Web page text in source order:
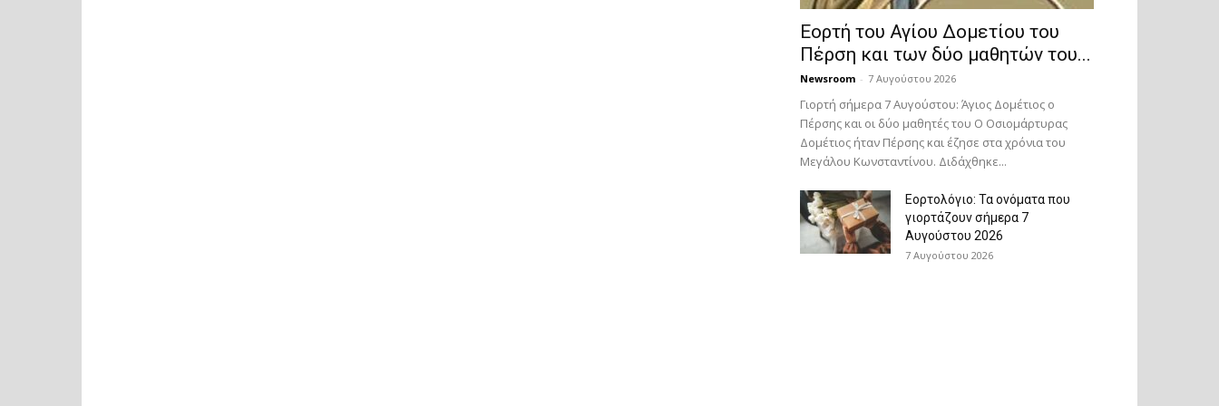
Εορτή του Αγίου Δομετίου του
Πέρση και των δύο μαθητών του...
Newsroom - 7 Αυγούστου 2026
Γιορτή σήμερα 7 Αυγούστου: Άγιος Δομέτιος ο
Πέρσης και οι δύο μαθητές του Ο Oσιομάρτυρας
Δομέτιος ήταν Πέρσης και έζησε στα χρόνια του
Μεγάλου Κωνσταντίνου. Διδάχθηκε...
Εορτολόγιο: Τα ονόματα που
γιορτάζουν σήμερα 7
Αυγούστου 2026
7 Αυγούστου 2026